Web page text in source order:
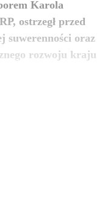
Karola
ostrzegł przed
suwerenności oraz
rozwoju kraju